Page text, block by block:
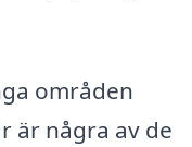
områden
är några av de